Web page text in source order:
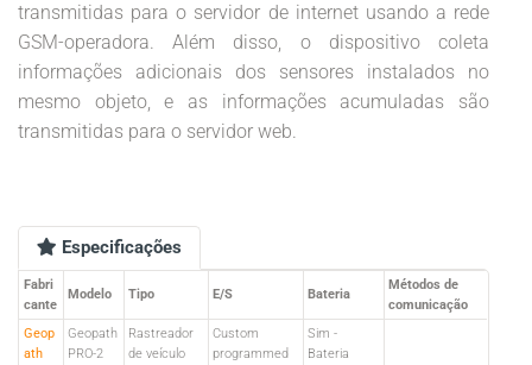
transmitidas para o servidor de internet usando a rede
GSM-operadora. Além disso, o dispositivo coleta
informações adicionais dos sensores instalados no
mesmo objeto, e as informações acumuladas são
transmitidas para o servidor web.
Especificações
Fabri
cante
Modelo Tipo E/S Bateria
Métodos de
comunicação
Geop
ath
Geopath
PRO-2
Rastreador
de veículo
Custom
programmed
Sim -
Bateria